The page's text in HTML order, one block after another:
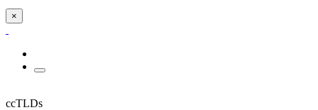
×
ccTLDs